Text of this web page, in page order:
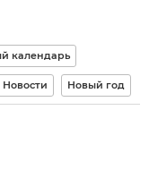
календарь
Новости Новый год